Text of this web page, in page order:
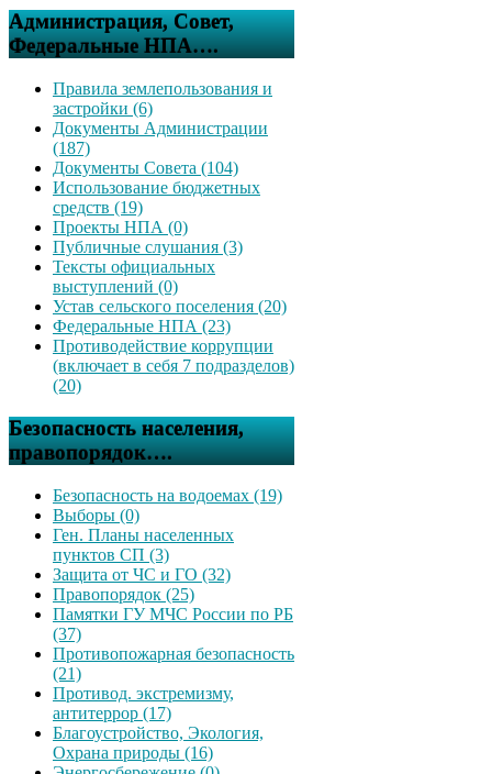
Администрация, Совет,
Федеральные НПА….
Правила землепользования и
застройки (6)
Документы Администрации
(187)
Документы Совета (104)
Использование бюджетных
средств (19)
Проекты НПА (0)
Публичные слушания (3)
Тексты официальных
выступлений (0)
Устав сельского поселения (20)
Федеральные НПА (23)
Противодействие коррупции
(включает в себя 7 подразделов)
(20)
Безопасность населения,
правопорядок….
Безопасность на водоемах (19)
Выборы (0)
Ген. Планы населенных
пунктов СП (3)
Защита от ЧС и ГО (32)
Правопорядок (25)
Памятки ГУ МЧС России по РБ
(37)
Противопожарная безопасность
(21)
Противод. экстремизму,
антитеррор (17)
Благоустройство, Экология,
Охрана природы (16)